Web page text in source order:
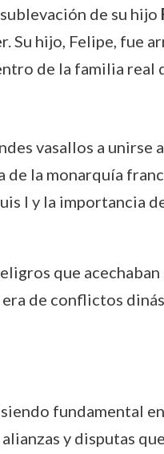
de su hijo
Su hijo, Felipe, fue
de la familia real
vasallos a unirse
la monarquía
I y la importancia
que acechaban
de conflictos
fundamental
y disputas